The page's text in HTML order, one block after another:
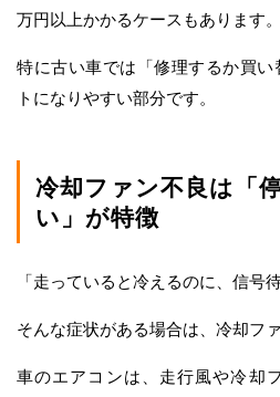
万円以上かかるケースもあります。
特に古い車では「修理するか買
トになりやすい部分です。
冷却ファン不良は「
い」が特徴
「走っていると冷えるのに、信号
そんな症状がある場合は、冷却フ
車のエアコンは、走行風や冷却